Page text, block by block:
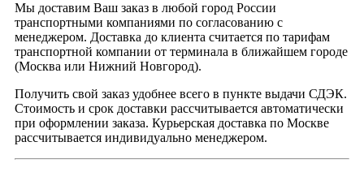
Мы доставим Ваш заказ в любой город России
транспортными компаниями по согласованию с
менеджером. Доставка до клиента считается по тарифам
транспортной компании от терминала в ближайшем городе
(Москва или Нижний Новгород).
Получить свой заказ удобнее всего в пункте выдачи СДЭК.
Стоимость и срок доставки рассчитывается автоматически
при оформлении заказа. Курьерская доставка по Москве
рассчитывается индивидуально менеджером.